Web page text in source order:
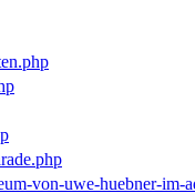
von-uwe-huebner-im-